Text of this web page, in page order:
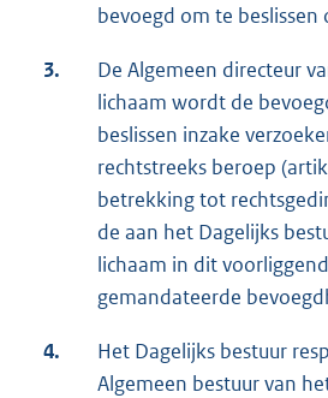
bevoegd om te
3.
De Algemeen directeur
lichaam wordt de
beslissen inzake
rechtstreeks beroep
betrekking tot
de aan het Dagelijks
lichaam in dit
gemandateerde
4.
Het Dagelijks bestuur
Algemeen bestuur van